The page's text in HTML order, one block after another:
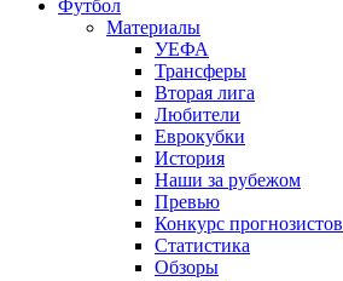
Футбол
Материалы
УЕФА
Трансферы
Вторая лига
Любители
Еврокубки
История
Наши за рубежом
Превью
Конкурс прогнозистов
Статистика
Обзоры